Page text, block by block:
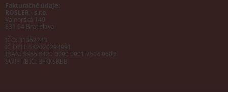
Fakturačné údaje:
ROSLER - s.r.o.
Vajnorská 140
831 04 Bratislava
IČO: 31352243
IČ DPH: SK2020294991
IBAN: SK55 8420 0000 0001 7514 0603
SWIFT/BIC: BFKKSKBB